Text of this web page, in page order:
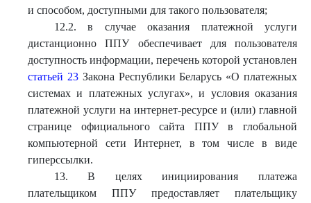
и способом, доступными для такого пользователя;
12.2. в случае оказания платежной услуги
дистанционно ППУ обеспечивает для пользователя
доступность информации, перечень которой установлен
статьей 23Закона Республики Беларусь «О платежных
системах и платежных услугах», и условия оказания
платежной услуги на интернет-ресурсе и (или) главной
странице официального сайта ППУ в глобальной
компьютерной сети Интернет, в том числе в виде
гиперссылки.
13. В целях инициирования платежа
плательщиком ППУ предоставляет плательщику